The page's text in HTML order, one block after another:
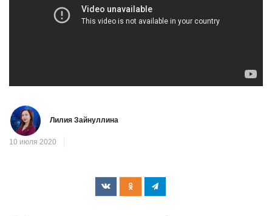
Лилия Зайнуллина
10 июля 2020